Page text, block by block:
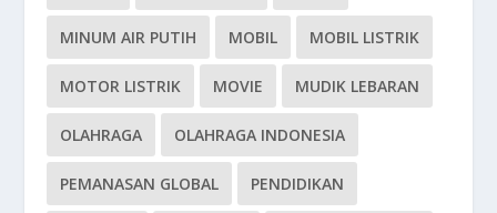
MINUM AIR PUTIH MOBIL MOBIL LISTRIK
MOTOR LISTRIK MOVIE MUDIK LEBARAN
OLAHRAGA OLAHRAGA INDONESIA
PEMANASAN GLOBAL PENDIDIKAN